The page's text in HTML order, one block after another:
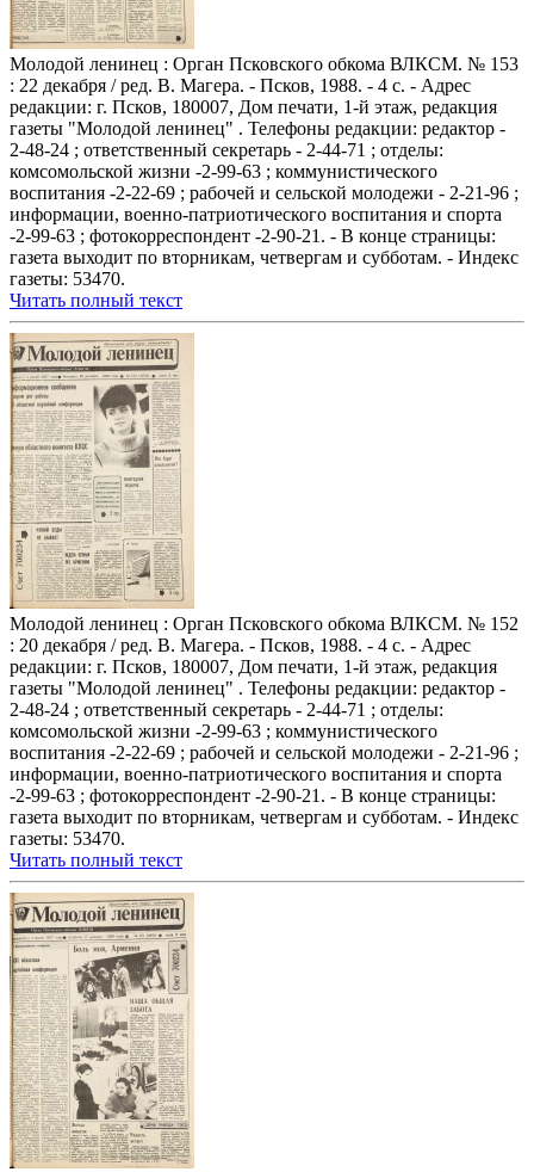
Молодой ленинец : Орган Псковского обкома ВЛКСМ. № 153
: 22 декабря / ред. В. Магера. - Псков, 1988. - 4 с. - Адрес
редакции: г. Псков, 180007, Дом печати, 1-й этаж, редакция
газеты "Молодой ленинец" . Телефоны редакции: редактор -
2-48-24 ; ответственный секретарь - 2-44-71 ; отделы:
комсомольской жизни -2-99-63 ; коммунистического
воспитания -2-22-69 ; рабочей и сельской молодежи - 2-21-96 ;
информации, военно-патриотического воспитания и спорта
-2-99-63 ; фотокорреспондент -2-90-21. - В конце страницы:
газета выходит по вторникам, четвергам и субботам. - Индекс
газеты: 53470.
Читать полный текст
Молодой ленинец : Орган Псковского обкома ВЛКСМ. № 152
: 20 декабря / ред. В. Магера. - Псков, 1988. - 4 с. - Адрес
редакции: г. Псков, 180007, Дом печати, 1-й этаж, редакция
газеты "Молодой ленинец" . Телефоны редакции: редактор -
2-48-24 ; ответственный секретарь - 2-44-71 ; отделы:
комсомольской жизни -2-99-63 ; коммунистического
воспитания -2-22-69 ; рабочей и сельской молодежи - 2-21-96 ;
информации, военно-патриотического воспитания и спорта
-2-99-63 ; фотокорреспондент -2-90-21. - В конце страницы:
газета выходит по вторникам, четвергам и субботам. - Индекс
газеты: 53470.
Читать полный текст